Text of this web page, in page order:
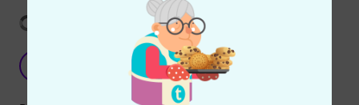
Übersetzung anzeigen
Drum Amp using Yamaha DTX402
Gids 03.02.2025